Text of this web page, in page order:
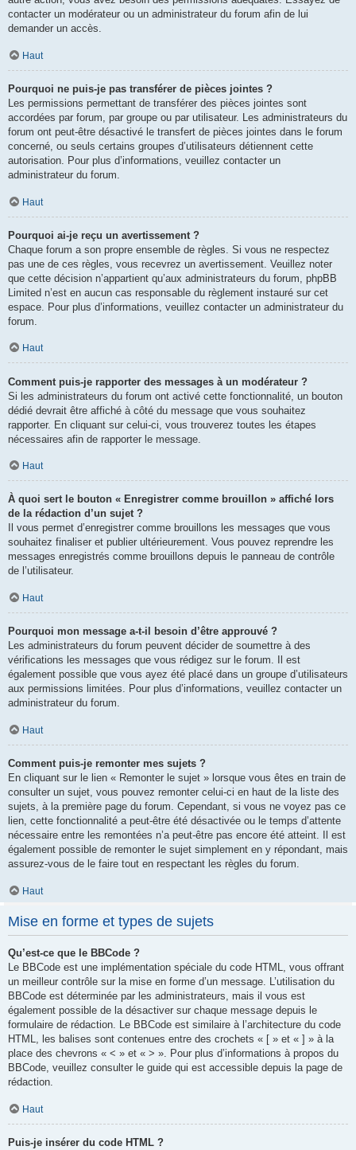
contacter un modérateur ou un administrateur du forum afin de lui
demander un accès.
Haut
Pourquoi ne puis-je pas transférer de pièces jointes ?
Les permissions permettant de transférer des pièces jointes sont
accordées par forum, par groupe ou par utilisateur. Les administrateurs du
forum ont peut-être désactivé le transfert de pièces jointes dans le forum
concerné, ou seuls certains groupes d’utilisateurs détiennent cette
autorisation. Pour plus d’informations, veuillez contacter un
administrateur du forum.
Haut
Pourquoi ai-je reçu un avertissement ?
Chaque forum a son propre ensemble de règles. Si vous ne respectez
pas une de ces règles, vous recevrez un avertissement. Veuillez noter
que cette décision n’appartient qu’aux administrateurs du forum, phpBB
Limited n’est en aucun cas responsable du règlement instauré sur cet
espace. Pour plus d’informations, veuillez contacter un administrateur du
forum.
Haut
Comment puis-je rapporter des messages à un modérateur ?
Si les administrateurs du forum ont activé cette fonctionnalité, un bouton
dédié devrait être affiché à côté du message que vous souhaitez
rapporter. En cliquant sur celui-ci, vous trouverez toutes les étapes
nécessaires afin de rapporter le message.
Haut
À quoi sert le bouton « Enregistrer comme brouillon » affiché lors
de la rédaction d’un sujet ?
Il vous permet d’enregistrer comme brouillons les messages que vous
souhaitez finaliser et publier ultérieurement. Vous pouvez reprendre les
messages enregistrés comme brouillons depuis le panneau de contrôle
de l’utilisateur.
Haut
Pourquoi mon message a-t-il besoin d’être approuvé ?
Les administrateurs du forum peuvent décider de soumettre à des
vérifications les messages que vous rédigez sur le forum. Il est
également possible que vous ayez été placé dans un groupe d’utilisateurs
aux permissions limitées. Pour plus d’informations, veuillez contacter un
administrateur du forum.
Haut
Comment puis-je remonter mes sujets ?
En cliquant sur le lien « Remonter le sujet » lorsque vous êtes en train de
consulter un sujet, vous pouvez remonter celui-ci en haut de la liste des
sujets, à la première page du forum. Cependant, si vous ne voyez pas ce
lien, cette fonctionnalité a peut-être été désactivée ou le temps d’attente
nécessaire entre les remontées n’a peut-être pas encore été atteint. Il est
également possible de remonter le sujet simplement en y répondant, mais
assurez-vous de le faire tout en respectant les règles du forum.
Haut
Mise en forme et types de sujets
Qu’est-ce que le BBCode ?
Le BBCode est une implémentation spéciale du code HTML, vous offrant
un meilleur contrôle sur la mise en forme d’un message. L’utilisation du
BBCode est déterminée par les administrateurs, mais il vous est
également possible de la désactiver sur chaque message depuis le
formulaire de rédaction. Le BBCode est similaire à l’architecture du code
HTML, les balises sont contenues entre des crochets « [ » et « ] » à la
place des chevrons « < » et « > ». Pour plus d’informations à propos du
BBCode, veuillez consulter le guide qui est accessible depuis la page de
rédaction.
Haut
Puis-je insérer du code HTML ?